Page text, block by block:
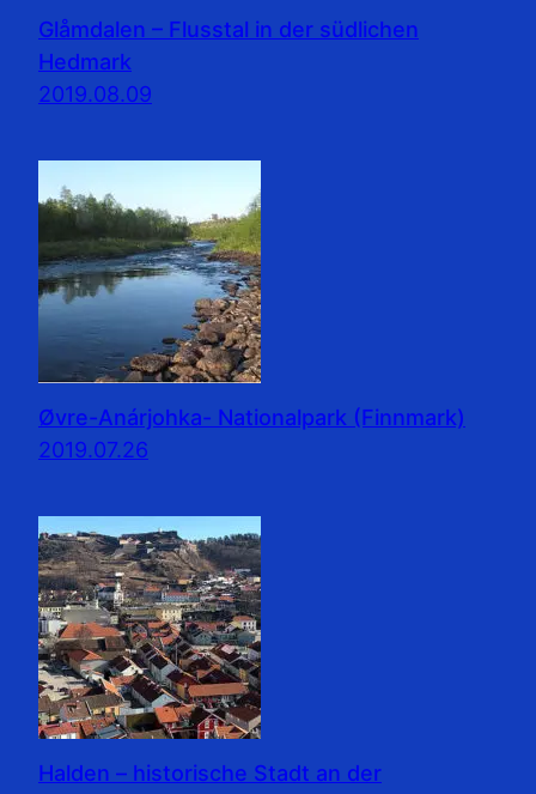
Glåmdalen – Flusstal in der südlichen
Hedmark
2019.08.09
Øvre-Anárjohka- Nationalpark (Finnmark)
2019.07.26
Halden – historische Stadt an der